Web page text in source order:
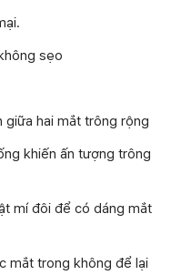
sẹo
giữa hai mắt trông rộng
khiến ấn tượng trông
mí đôi để có dáng mắt
mắt trong không để lại